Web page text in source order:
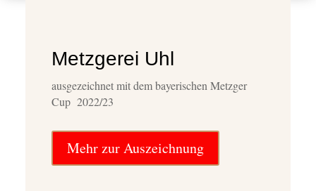
Metzgerei Uhl
ausgezeichnet mit dem bayerischen Metzger
Cup 2022/23
Mehr zur Auszeichnung